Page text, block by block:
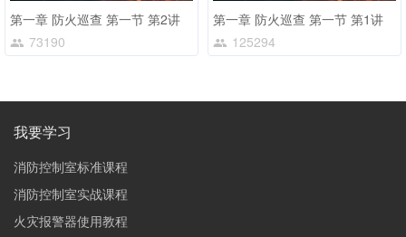
第一章 防火巡查 第一节 第2讲
73190
第一章 防火巡查 第一节 第1讲
125294
我要学习
消防控制室标准课程
消防控制室实战课程
火灾报警器使用教程